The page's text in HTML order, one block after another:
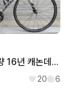
상태A급 초경량 16년 캐논데일 슈퍼식스에보 카본 로드자전거 56사이즈 팔아요.(타이어 신품)
20 6